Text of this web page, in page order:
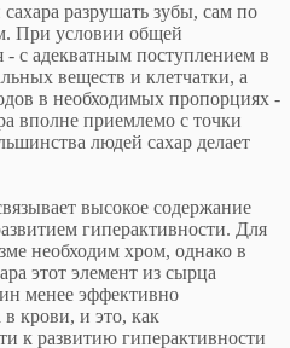
разрушать зубы, сам по
При условии общей
- с адекватным поступлением в
веществ и клетчатки, а
в необходимых пропорциях -
вполне приемлемо с точки
людей сахар делает
высокое содержание
гиперактивности. Для
необходим хром, однако в
этот элемент из сырца
менее эффективно
в крови, и это, как
к развитию гиперактивности